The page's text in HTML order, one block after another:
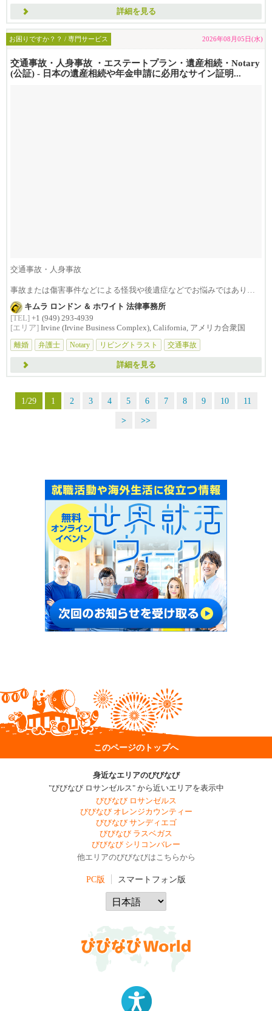
詳細を見る
お困りですか？？ / 専門サービス 2026年08月05日(水)
交通事故・人身事故 ・エステートプラン・遺産相続・Notary
(公証) - 日本の遺産相続や年金申請に必用なサイン証明...
交通事故・人身事故
事故または傷害事件などによる怪我や後遺症などでお悩みではありま
せんか？損害賠償は治療費...
キムラ ロンドン ＆ ホワイト 法律事務所
[TEL] +1 (949) 293-4939
[エリア] Irvine (Irvine Business Complex), California, アメリカ合衆国
離婚
弁護士 Notary リビングトラスト 交通事故
詳細を見る
1/29 1 2 3 4 5 6 7 8 9 10
11
>
>>
このページのトップへ
身近なエリアのびびなび
"びびなび ロサンゼルス" から近いエリアを表示中
びびなび ロサンゼルス
びびなび オレンジカウンティー
びびなび サンディエゴ
びびなび ラスベガス
びびなび シリコンバレー
他エリアのびびなびはこちらから
PC版 スマートフォン版